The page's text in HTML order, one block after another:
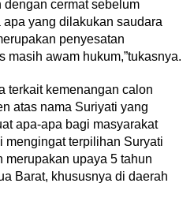
dengan cermat sebelum
yang dilakukan saudara
penyesatan
masih awam hukum,”tukasnya.
terkait kemenangan calon
atas nama Suriyati yang
apa-apa bagi masyarakat
mengingat terpilihan Suryati
upaya 5 tahun
Barat, khususnya di daerah